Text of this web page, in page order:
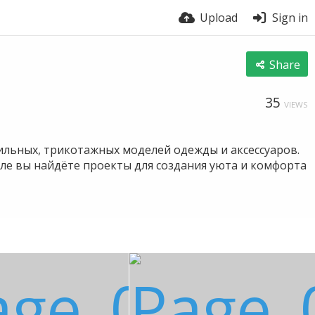
Upload Sign in
Share
35 VIEWS
трикотажных моделей одежды и аксессуаров.
вы найдёте проекты для создания уюта и комфорта